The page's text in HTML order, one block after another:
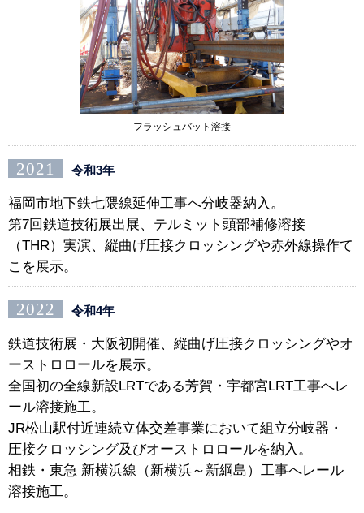
フラッシュバット溶接
2021 令和3年
福岡市地下鉄七隈線延伸工事へ分岐器納入。
第7回鉄道技術展出展、テルミット頭部補修溶接
（THR）実演、縦曲げ圧接クロッシングや赤外線操作て
こを展示。
2022 令和4年
鉄道技術展・大阪初開催、縦曲げ圧接クロッシングやオ
ーストロロールを展示。
全国初の全線新設LRTである芳賀・宇都宮LRT工事へレ
ール溶接施工。
JR松山駅付近連続立体交差事業において組立分岐器・
圧接クロッシング及びオーストロロールを納入。
相鉄・東急 新横浜線（新横浜～新綱島）工事へレール
溶接施工。